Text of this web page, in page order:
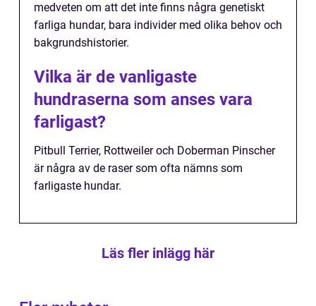
medveten om att det inte finns några genetiskt
farliga hundar, bara individer med olika behov och
bakgrundshistorier.
Vilka är de vanligaste
hundraserna som anses vara
farligast?
Pitbull Terrier, Rottweiler och Doberman Pinscher
är några av de raser som ofta nämns som
farligaste hundar.
Läs fler inlägg här